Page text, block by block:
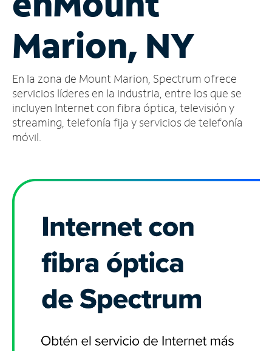
cuenta
Encuentra
tienda
Marion, NY
En la zona de Mount Marion, Spectrum ofrece
servicios líderes en la industria, entre los que se
incluyen Internet con fibra óptica, televisión y
streaming, telefonía fija y servicios de telefonía
móvil.